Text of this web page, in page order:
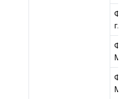
г.